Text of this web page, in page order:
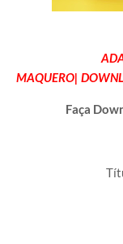
ADASS
MAQUERO|
Faça